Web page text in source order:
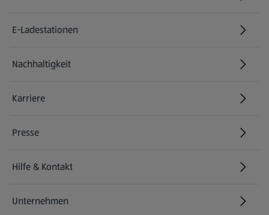
E-Ladestationen
Nachhaltigkeit
Karriere
Presse
Hilfe & Kontakt
(öffnet in einem neuen Tab)
Unternehmen